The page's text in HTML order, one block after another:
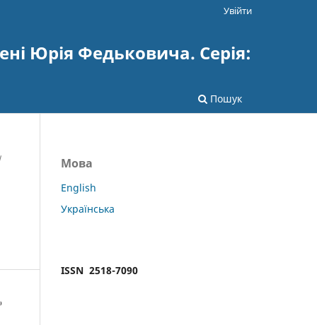
Юрія Федьковича. Серія:
Пошук
Увійти
Мова
English
Українська
ISSN 2518-7090